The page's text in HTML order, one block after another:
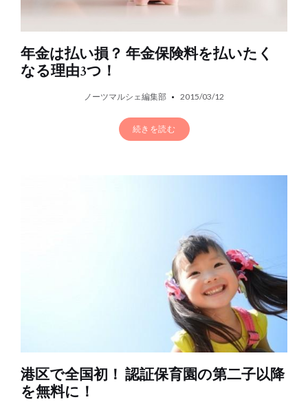
年金は払い損？ 年金保険料を払いたく
なる理由3つ！
ノーツマルシェ編集部 2015/03/12
続きを読む
港区で全国初！ 認証保育園の第二子以降
を無料に！